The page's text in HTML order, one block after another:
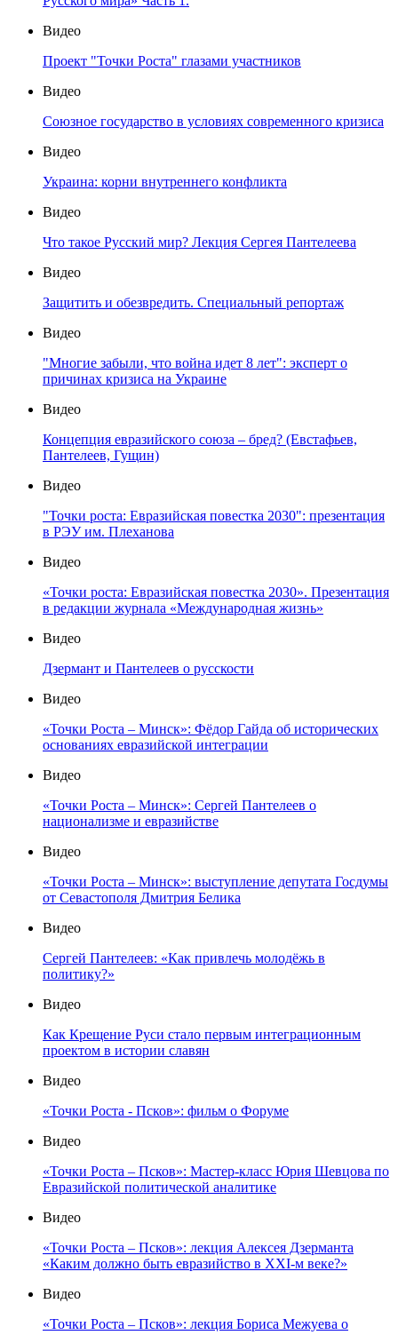
Видео
Проект "Точки Роста" глазами участников
Видео
Союзное государство в условиях современного кризиса
Видео
Украина: корни внутреннего конфликта
Видео
Что такое Русский мир? Лекция Сергея Пантелеева
Видео
Защитить и обезвредить. Специальный репортаж
Видео
"Многие забыли, что война идет 8 лет": эксперт о
причинах кризиса на Украине
Видео
Концепция евразийского союза – бред? (Евстафьев,
Пантелеев, Гущин)
Видео
"Точки роста: Евразийская повестка 2030": презентация
в РЭУ им. Плеханова
Видео
«Точки роста: Евразийская повестка 2030». Презентация
в редакции журнала «Международная жизнь»
Видео
Дзермант и Пантелеев о русскости
Видео
«Точки Роста – Минск»: Фёдор Гайда об исторических
основаниях евразийской интеграции
Видео
«Точки Роста – Минск»: Сергей Пантелеев о
национализме и евразийстве
Видео
«Точки Роста – Минск»: выступление депутата Госдумы
от Севастополя Дмитрия Белика
Видео
Сергей Пантелеев: «Как привлечь молодёжь в
политику?»
Видео
Как Крещение Руси стало первым интеграционным
проектом в истории славян
Видео
«Точки Роста - Псков»: фильм о Форуме
Видео
«Точки Роста – Псков»: Мастер-класс Юрия Шевцова по
Евразийской политической аналитике
Видео
«Точки Роста – Псков»: лекция Алексея Дзерманта
«Каким должно быть евразийство в XXI-м веке?»
Видео
«Точки Роста – Псков»: лекция Бориса Межуева о